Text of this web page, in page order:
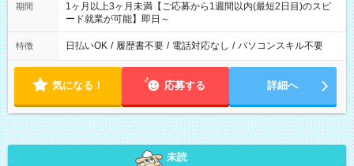
期間
1ヶ月以上3ヶ月未満【ご応募から1週間以内(最短2日目)のスピ
ード就業が可能】即日～
特徴 日払いOK / 履歴書不要 / 電話対応なし / パソコンスキル不要
気になる！ 応募する 詳細へ
未読